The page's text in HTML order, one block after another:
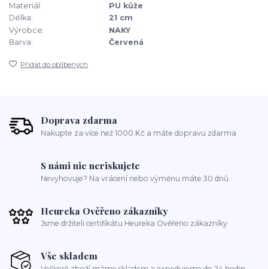
Materiál:
PU kůže
Délka:
21 cm
Výrobce:
NAKY
Barva:
Červená
Přidat do oblíbených
Doprava zdarma
Nakupte za více než 1000 Kč a máte dopravu zdarma
S námi nic neriskujete
Nevyhovuje? Na vrácení nebo výměnu máte 30 dnů
Heureka Ověřeno zákazníky
Jsme držiteli certifikátu Heureka Ověřeno zákazníky
Vše skladem